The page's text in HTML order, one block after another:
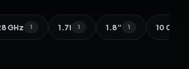
GHz 1 1.7l 1 1.8” 1 10 000